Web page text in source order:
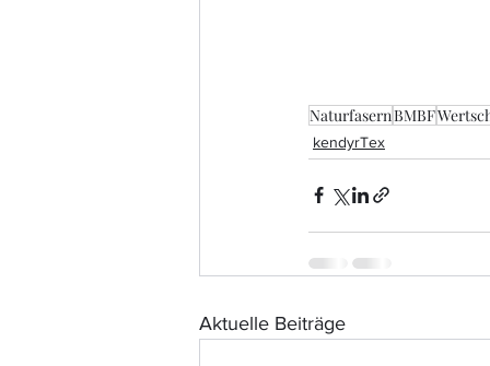
NaturfasernBMBF
kendyrTex
Aktuelle Beiträge